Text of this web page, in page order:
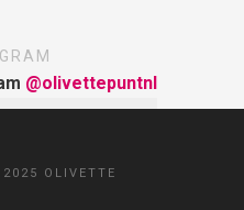
@olivettepuntnl
OLIVETTE